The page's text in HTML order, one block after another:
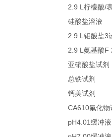
2.9 L 柠檬酸/
硅酸盐溶液
2.9 L 钼酸盐3
2.9 L 氨基酸F
亚硝酸盐试剂
总铁试剂
钙美试剂
CA610氟化物
pH4.01 缓冲液